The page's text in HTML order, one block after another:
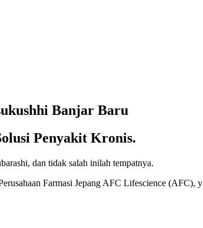
Banjar Baru
Penyakit Kronis.
dan tidak salah inilah tempatnya.
Farmasi Jepang AFC Lifescience (AFC),